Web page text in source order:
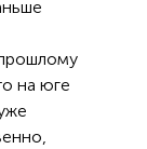
на юге